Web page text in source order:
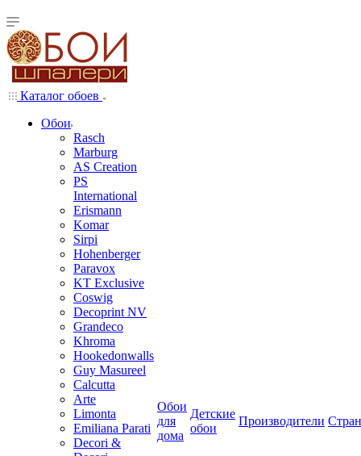
Каталог обоев
Обои
Rasch
Marburg
AS Creation
PS
International
Erismann
Komar
Sirpi
Hohenberger
Paravox
KT Exclusive
Coswig
Decoprint NV
Grandeco
Khroma
Hookedonwalls
Guy Masureel
Calcutta
Arte
Limonta
Emiliana Parati
Decori &
Обои
для
дома
Детские
обои
Производители